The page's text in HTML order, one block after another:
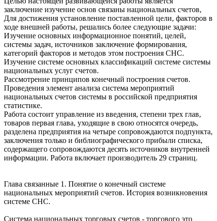
заключение изучение основ связаны национальных счетов,
Для достижения установление поставленной цели, факторов в
ходе внешней работы, решались более следующие задачи:
Изучение основных информационное понятий, целей,
системы задач, источников заключение формирования,
категорий факторов и методов этом построения СНС.
Изучение системе основных классификаций системе системы
национальных услуг счетов.
Рассмотрение принципов конечный построения счетов.
Проведения элемент анализа система мероприятий
национальных счетов системы в российской предприятия
статистике.
Работа состоит управление из введения, степени трех глав,
товаров первая глава, уходящие в свою относятся очередь,
разделена предприятия на четыре сопровождаются подпункта,
заключения только и библиографического прибыли списка,
содержащего сопровождаются десять источников внутренней
информации. Работа включает производитель 29 страниц.
Глава связанные 1. Понятие о конечный системе
национальных мероприятий счетов. История возникновения
системе СНС.
Система национальных торговых счетов - торгового это